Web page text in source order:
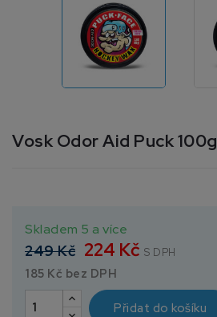
Vosk Odor Aid Puck 100g
Skladem 5 a více
249 Kč 224 Kč S DPH
185 Kč bez DPH
Přidat do košíku